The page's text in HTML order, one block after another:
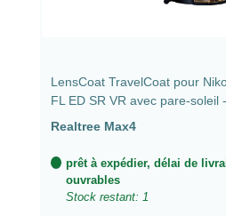
LensCoat TravelCoat pour
FL ED SR VR avec pare-soleil
Realtree Max4
prêt à expédier, délai de
ouvrables
Stock restant: 1